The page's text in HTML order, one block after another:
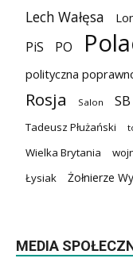
Lech Wałęsa
PiS
PO
polityczna
Rosja Salon SB
Tadeusz Płużański
Wielka Brytania
Łysiak Żołnierze
MEDIA